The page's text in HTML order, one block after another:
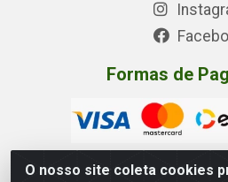
O nosso site coleta cookies
Formas de